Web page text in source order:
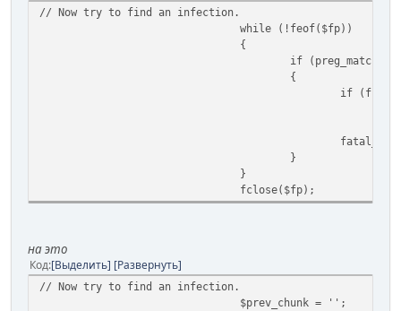
// Now try to find an infection.
while (!feof($fp))
{
if
{
if
}
}
fclose($fp);
на это
Код Выделить Развернуть
// Now try to find an infection.
$prev_chunk = '';